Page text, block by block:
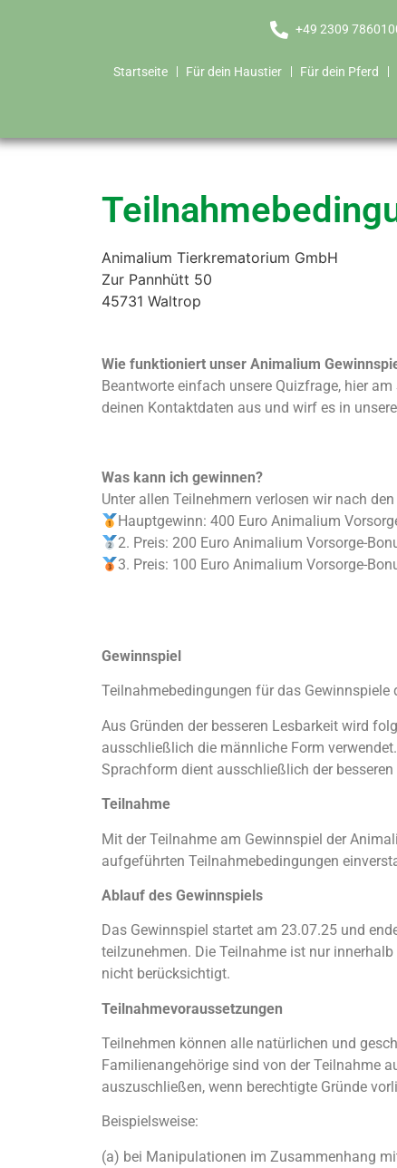
+49 2309
Startseite Für dein Haustier Für dein Pferd
Animalium Tierkrematorium GmbH
Zur Pannhütt 50
45731 Waltrop
Wie funktioniert unser Animalium
Beantworte einfach unsere Quizfrage, hier
deinen Kontaktdaten aus und wirf es in
Was kann ich gewinnen?
Unter allen Teilnehmern verlosen wir nach
Hauptgewinn: 400 Euro Animalium
2. Preis: 200 Euro Animalium Vorsorge-
3. Preis: 100 Euro Animalium Vorsorge-
Gewinnspiel
Teilnahmebedingungen für das
Aus Gründen der besseren Lesbarkeit wird
ausschließlich die männliche Form
Sprachform dient ausschließlich der
Teilnahme
Mit der Teilnahme am Gewinnspiel der
aufgeführten Teilnahmebedingungen
Ablauf des Gewinnspiels
Das Gewinnspiel startet am 23.07.25 und
teilzunehmen. Die Teilnahme ist nur
nicht berücksichtigt.
Teilnahmevoraussetzungen
Teilnehmen können alle natürlichen und
Familienangehörige sind von der Teilnahme
auszuschließen, wenn berechtigte Gründe
Beispielsweise:
(a) bei Manipulationen im Zusammenhang